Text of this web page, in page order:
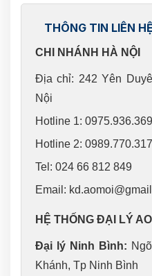
THÔNG TIN LIÊN
CHI NHÁNH HÀ NỘI
Địa chỉ: 242 Yên
Nội
Hotline 1: 0975.936.369
Hotline 2: 0989.770.317
Tel: 024 66 812 849
Email:
HỆ THỐNG ĐẠI LÝ
Đại lý Ninh Bình:
Khánh, Tp Ninh Bình